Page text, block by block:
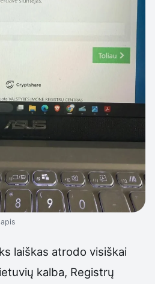
laiškas atrodo visiškai
kalba, Registrų